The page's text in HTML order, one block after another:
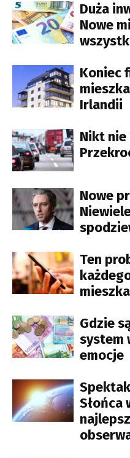
Duża
Nowe
Koniec
Irlandii
Nikt nie
Nowe
Ten
Gdzie
system
emocje
Słońca